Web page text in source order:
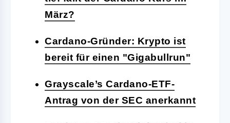
März?
Cardano-Gründer: Krypto ist
bereit für einen "Gigabullrun"
Grayscale’s Cardano-ETF-
Antrag von der SEC anerkannt